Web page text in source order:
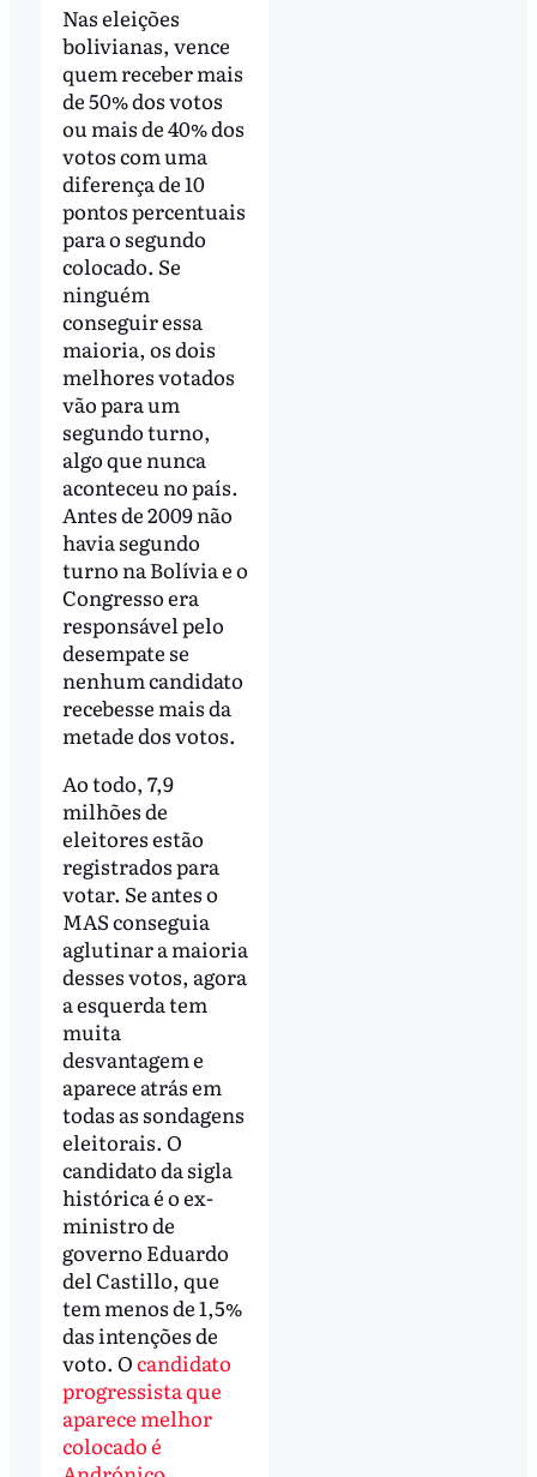
Nas eleições
bolivianas, vence
quem receber mais
de 50% dos votos
ou mais de 40% dos
votos com uma
diferença de 10
pontos percentuais
para o segundo
colocado. Se
ninguém
conseguir essa
maioria, os dois
melhores votados
vão para um
segundo turno,
algo que nunca
aconteceu no país.
Antes de 2009 não
havia segundo
turno na Bolívia e o
Congresso era
responsável pelo
desempate se
nenhum candidato
recebesse mais da
metade dos votos.
Ao todo, 7,9
milhões de
eleitores estão
registrados para
votar. Se antes o
MAS conseguia
aglutinar a maioria
desses votos, agora
a esquerda tem
muita
desvantagem e
aparece atrás em
todas as sondagens
eleitorais. O
candidato da sigla
histórica é o ex-
ministro de
governo Eduardo
del Castillo, que
tem menos de 1,5%
das intenções de
voto. Ocandidato
progressista que
aparece melhor
colocado é